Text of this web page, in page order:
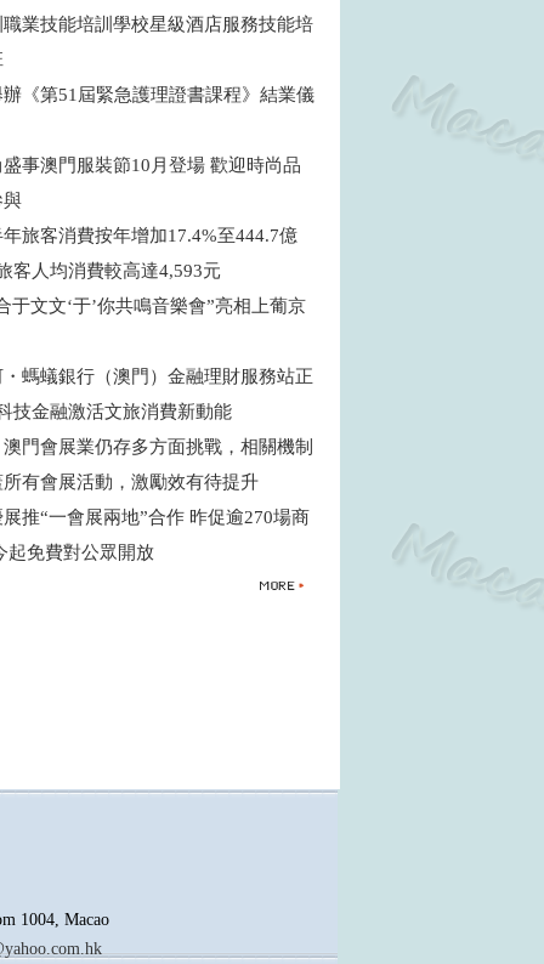
業技能培訓學校星級酒店服務技能培
《第51屆緊急護理證書課程》結業儀
事澳門服裝節10月登場 歡迎時尚品
與
旅客消費按年增加17.4%至444.7億
客人均消費較高達4,593元
于文文‘于’你共鳴音樂會”亮相上葡京
螞蟻銀行（澳門）金融理財服務站正
技金融激活文旅消費新動能
門會展業仍存多方面挑戰，相關機制
有會展活動，激勵效有待提升
推“一會展兩地”合作 昨促逾270場商
起免費對公眾開放
1004, Macao